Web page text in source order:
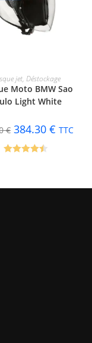
DES OPTIONS
jet, Déstockage
Moto BMW Sao
Light White
€ 384.30 € TTC